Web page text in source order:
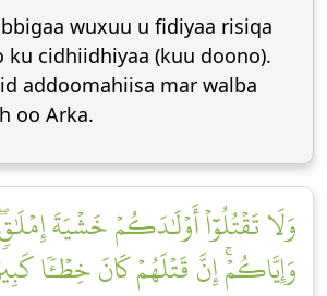
wuxuu u fidiyaa risiqa
ku cidhiidhiyaa (kuu doono).
addoomahiisa mar walba
oo Arka.
وَلَا تَقۡتُلُوٓاْ أَوۡلَٰدَكُمۡ خَشۡيَةَ
وَإِيَّاكُمۡۚ إِنَّ قَتۡلَهُمۡ كَانَ خِطۡـٔٗا